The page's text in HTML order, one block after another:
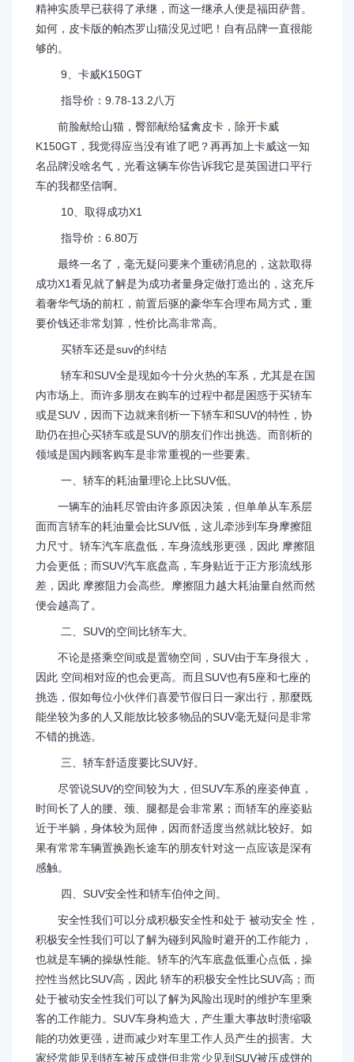
精神实质早已获得了承继，而这一继承人便是福田萨普。
如何，皮卡版的帕杰罗山猫没见过吧！自有品牌一直很能
够的。
9、卡威K150GT
指导价：9.78-13.2八万
前脸献给山猫，臀部献给猛禽皮卡，除开卡威
K150GT，我觉得应当没有谁了吧？再再加上卡威这一知
名品牌没啥名气，光看这辆车你告诉我它是英国进口平行
车的我都坚信啊。
10、取得成功X1
指导价：6.80万
最终一名了，毫无疑问要来个重磅消息的，这款取得
成功X1看见就了解是为成功者量身定做打造出的，这充斥
着奢华气场的前杠，前置后驱的豪华车合理布局方式，重
要价钱还非常划算，性价比高非常高。
买轿车还是suv的纠结
轿车和SUV全是现如今十分火热的车系，尤其是在国
内市场上。而许多朋友在购车的过程中都是困惑于买轿车
或是SUV，因而下边就来剖析一下轿车和SUV的特性，协
助仍在担心买轿车或是SUV的朋友们作出挑选。而剖析的
领域是国内顾客购车是非常重视的一些要素。
一、轿车的耗油量理论上比SUV低。
一辆车的油耗尽管由许多原因决策，但单单从车系层
面而言轿车的耗油量会比SUV低，这儿牵涉到车身摩擦阻
力尺寸。轿车汽车底盘低，车身流线形更强，因此 摩擦阻
力会更低；而SUV汽车底盘高，车身贴近于正方形流线形
差，因此 摩擦阻力会高些。摩擦阻力越大耗油量自然而然
便会越高了。
二、SUV的空间比轿车大。
不论是搭乘空间或是置物空间，SUV由于车身很大，
因此 空间相对应的也会更高。而且SUV也有5座和七座的
挑选，假如每位小伙伴们喜爱节假日日一家出行，那麼既
能坐较为多的人又能放比较多物品的SUV毫无疑问是非常
不错的挑选。
三、轿车舒适度要比SUV好。
尽管说SUV的空间较为大，但SUV车系的座姿伸直，
时间长了人的腰、颈、腿都是会非常累；而轿车的座姿贴
近于半躺，身体较为屈伸，因而舒适度当然就比较好。如
果有常常车辆置换跑长途车的朋友针对这一点应该是深有
感触。
四、SUV安全性和轿车伯仲之间。
安全性我们可以分成积极安全性和处于 被动安全 性，
积极安全性我们可以了解为碰到风险时避开的工作能力，
也就是车辆的操纵性能。轿车的汽车底盘低重心点低，操
控性当然比SUV高，因此 轿车的积极安全性比SUV高；而
处于被动安全性我们可以了解为风险出现时的维护车里乘
客的工作能力。SUV车身构造大，产生重大事故时溃缩吸
能的功效更强，进而减少对车里工作人员产生的损害。大
家经常能见到轿车被压成饼但非常少见到SUV被压成饼的